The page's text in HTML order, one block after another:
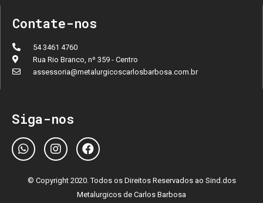
Contate-nos
54 3461 4760
Rua Rio Branco, nº 359 - Centro
assessoria@metalurgicoscarlosbarbosa.com.br
Siga-nos
© Copyright 2020. Todos os Direitos Reservados ao Sind.dos
Metalurgicos de Carlos Barbosa